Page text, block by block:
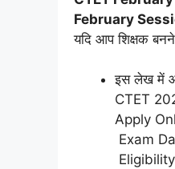
February
यदि आप शिक्षक
इस लेख में
CTET
Apply
Exam